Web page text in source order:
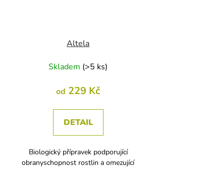
Altela
Skladem (>5 ks)
od 229 Kč
DETAIL
Biologický přípravek podporující
obranyschopnost rostlin a omezující